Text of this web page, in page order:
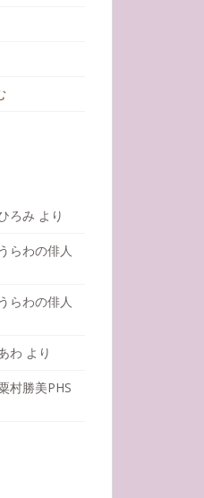
ろみ より
うらわの俳人
うらわの俳人
わ より
村勝美PHS